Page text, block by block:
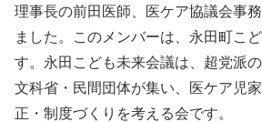
理事長の前田医師、医ケア協議会事
ました。このメンバーは、永田町こ
す。永田こども未来会議は、超党派
文科省・民間団体が集い、医ケア児
正・制度づくりを考える会です。